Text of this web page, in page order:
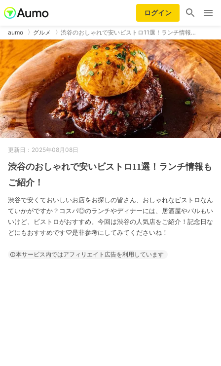
ログイン
aumo グルメ 渋谷のおしゃれで安いビストロ11選！ランチ情報…
更新日：2025年08月08日
渋谷のおしゃれで安いビストロ11選！ランチ情報も
ご紹介！
渋谷で安くておいしいお店をお探しの皆さん、おしゃれなビストロなん
ていかがですか？コスパ◎のランチやディナーには、居酒屋やバルもい
いけど、ビストロがおすすめ。今回は渋谷の人気店をご紹介！記念日な
どにもおすすめです♡是非参考にしてみてくださいね！
本サービス内ではアフィリエイト広告を利用しています